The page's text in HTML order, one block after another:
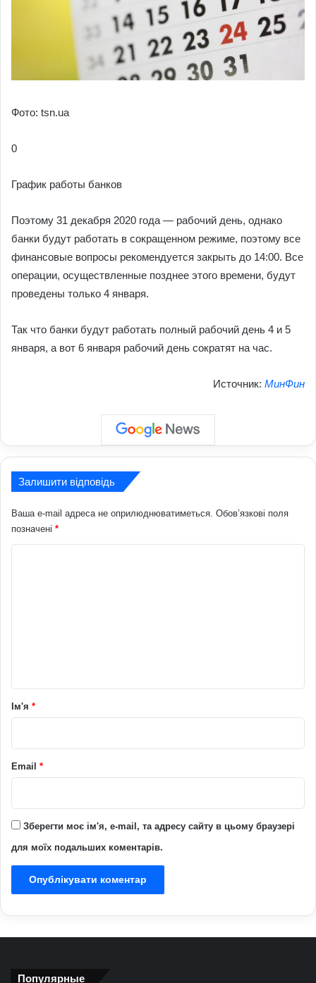
Фото: tsn.ua
0
График работы банков
Поэтому 31 декабря 2020 года — рабочий день, однако
банки будут работать в сокращенном режиме, поэтому все
финансовые вопросы рекомендуется закрыть до 14:00. Все
операции, осуществленные позднее этого времени, будут
проведены только 4 января.
Так что банки будут работать полный рабочий день 4 и 5
января, а вот 6 января рабочий день сократят на час.
Источник: МинФин
Залишити відповідь
Ваша e-mail адреса не оприлюднюватиметься. Обов’язкові поля
позначені *
рІм'я *
Email *
Зберегти моє ім'я, e-mail, та адресу сайту в цьому браузері
для моїх подальших коментарів.
Популярные